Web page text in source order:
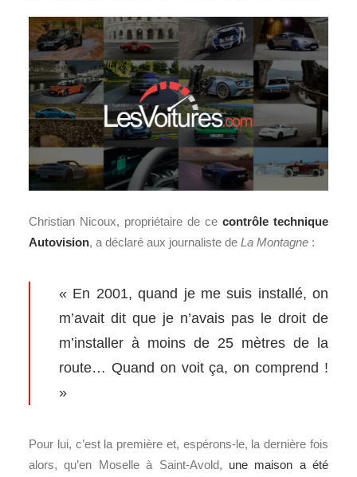
Christian Nicoux, propriétaire de ce contrôle technique
Autovision, a déclaré aux journaliste de La Montagne :
« En 2001, quand je me suis installé, on
m’avait dit que je n’avais pas le droit de
m’installer à moins de 25 mètres de la
route… Quand on voit ça, on comprend !
»
Pour lui, c’est la première et, espérons-le, la dernière fois
alors, qu’en Moselle à Saint-Avold, une maison a été